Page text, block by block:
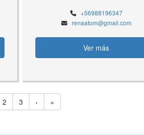
+56988196347
renaatom@gmail.com
Ver más
2 3 › »